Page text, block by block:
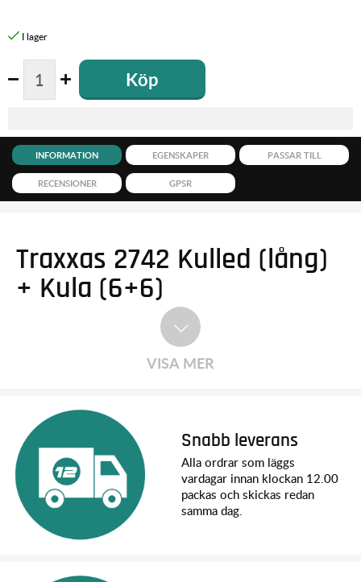
Köp
INFORMATION EGENSKAPER PASSAR TILL
RECENSIONER GPSR
Traxxas 2742 Kulled (lång)
+ Kula (6+6)
VISA MER
Snabb leverans
Alla ordrar som läggs
vardagar innan klockan 12.00
packas och skickas redan
samma dag.